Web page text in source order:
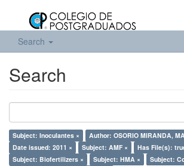
Search
Search
Subject: Inoculantes ×
Author: OSORIO MIRANDA,
Date issued: 2011 ×
Subject: AMF ×
Has File(s):
Subject: Biofertilizers ×
Subject: HMA ×
Subject: